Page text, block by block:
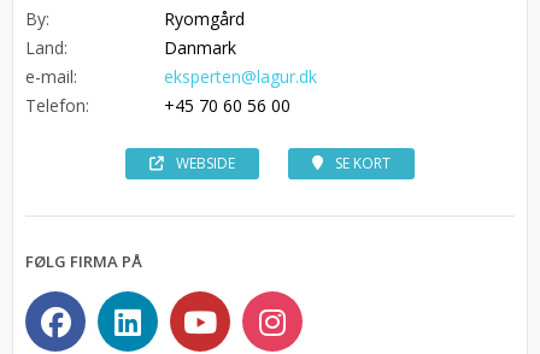
By:
Ryomgård
Land:
Danmark
e-mail:
eksperten@lagur.dk
Telefon:
+45 70 60 56 00
WEBSIDE SE KORT
FØLG FIRMA PÅ